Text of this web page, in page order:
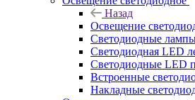
Назад
Освещение
Светодиодные
Светодиодная LED
Светодиодные LED
Встроенные
Накладные